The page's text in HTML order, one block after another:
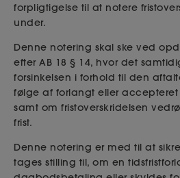
forpligtigelse til at notere
under.
Denne notering skal ske ved
efter AB 18 § 14, hvor det
forsinkelsen i forhold til den
følge af forlangt eller
samt om fristoverskridelsen
frist.
Denne notering er med til at
tages stilling til, om en